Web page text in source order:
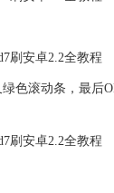
色滚动条，最后